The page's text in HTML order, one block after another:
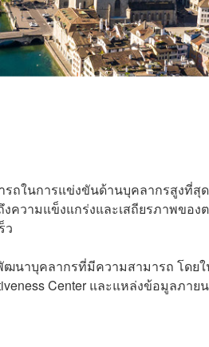
ถในการแข่งขันด้านบุคลากรสูงที่สุ
งความแข็งแกร่งและเสถียรภาพของ
ว
ฒนาบุคลากรที่มีความสามารถ โดย
Center และแหล่งข้อมูลภาย